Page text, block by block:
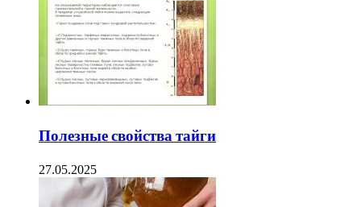
Полезные свойства тайги
27.05.2025